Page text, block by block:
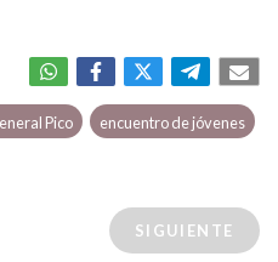
Pico encuentro de jóvenes
SIGUIENTE